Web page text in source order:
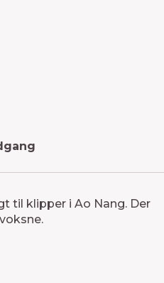
til klipper i Ao Nang. Der